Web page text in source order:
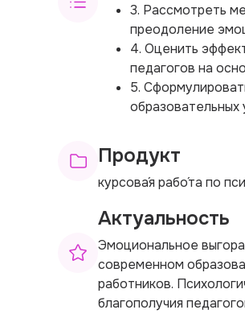
3. Рассмотреть
преодоление
4. Оценить
педагогов на
5.
образовательных
Продукт
курсова́я рабо́та по
Актуальность
Эмоциональное
современном
работников.
благополучия